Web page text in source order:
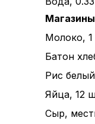
Молоко, 1
Батон
Рис
Яйца, 12
Сыр,